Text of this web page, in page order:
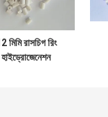
মিমি রাসচিগ রিং
হাইড্রোজেনেশন